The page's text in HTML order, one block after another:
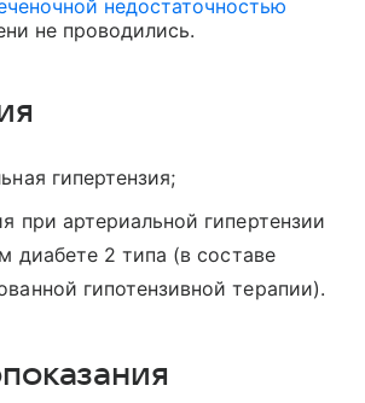
недостаточностью
не проводились.
гипертензия;
при артериальной гипертензии
диабете 2 типа (в составе
гипотензивной терапии).